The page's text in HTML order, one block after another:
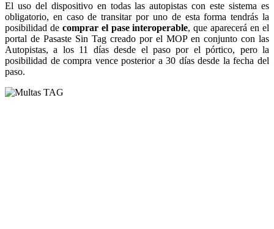
El uso del dispositivo en todas las autopistas con este sistema es
obligatorio, en caso de transitar por uno de esta forma tendrás la
posibilidad de comprar el pase interoperable, que aparecerá en el
portal de Pasaste Sin Tag creado por el MOP en conjunto con las
Autopistas, a los 11 días desde el paso por el pórtico, pero la
posibilidad de compra vence posterior a 30 días desde la fecha del
paso.